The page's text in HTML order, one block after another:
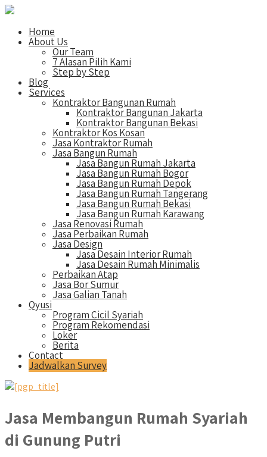
Home
About Us
Our Team
7 Alasan Pilih Kami
Step by Step
Blog
Services
Kontraktor Bangunan Rumah
Kontraktor Bangunan Jakarta
Kontraktor Bangunan Bekasi
Kontraktor Kos Kosan
Jasa Kontraktor Rumah
Jasa Bangun Rumah
Jasa Bangun Rumah Jakarta
Jasa Bangun Rumah Bogor
Jasa Bangun Rumah Depok
Jasa Bangun Rumah Tangerang
Jasa Bangun Rumah Bekasi
Jasa Bangun Rumah Karawang
Jasa Renovasi Rumah
Jasa Perbaikan Rumah
Jasa Design
Jasa Desain Interior Rumah
Jasa Desain Rumah Minimalis
Perbaikan Atap
Jasa Bor Sumur
Jasa Galian Tanah
Qyusi
Program Cicil Syariah
Program Rekomendasi
Loker
Berita
Contact
Jadwalkan Survey
Jasa Membangun Rumah Syariah
di Gunung Putri